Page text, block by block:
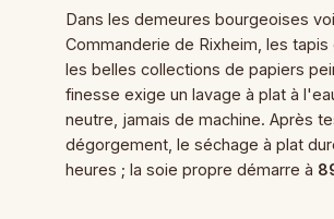
Dans les demeures bourgeoises
Commanderie de Rixheim, les
les belles collections de papiers
finesse exige un lavage à plat à
neutre, jamais de machine. Après
dégorgement, le séchage à plat
heures ; la soie propre démarre à